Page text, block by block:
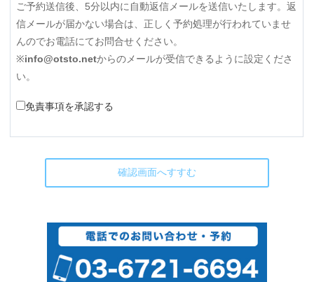
ご予約送信後、5分以内に自動返信メールを送信いたします。返
信メールが届かない場合は、正しく予約処理が行われていませ
んのでお電話にてお問合せください。
※info@otsto.netからのメールが受信できるように設定くださ
い。
免責事項を承認する